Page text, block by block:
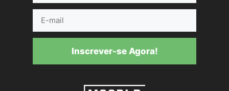
mail
Inscrever-se Agora!